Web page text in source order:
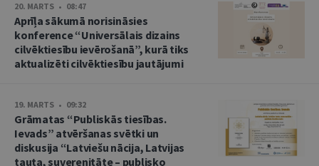
20. MARTS • 08:47
Aprīļa sākumā norisināsies
konference “Universālais dizains
cilvēktiesību ievērošanā”, kurā tiks
aktualizēti cilvēktiesību jautājumi
19. MARTS • 09:32
Grāmatas “Publiskās tiesības.
Ievads” atvēršanas svētki un
diskusija “Latviešu nācija, Latvijas
tauta, suverenitāte – publisko